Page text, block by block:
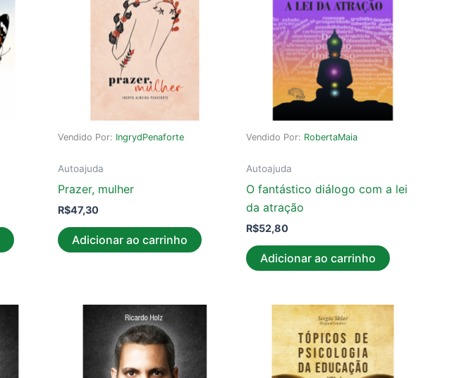
Vendido Por: IngrydPenaforte
Autoajuda
Prazer, mulher
R$47,30
Adicionar ao carrinho
Vendido Por: RobertaMaia
Autoajuda
O fantástico diálogo com a lei
da atração
R$52,80
Adicionar ao carrinho